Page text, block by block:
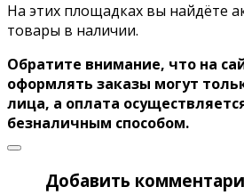
На этих площадках вы найдёте
товары в наличии.
Обратите внимание, что на
оформлять заказы могут
лица, а оплата
безналичным способом.
Добавить